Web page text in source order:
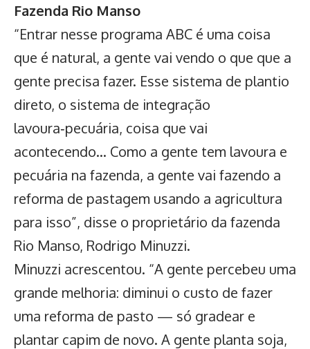
Fazenda Rio Manso
“Entrar nesse programa ABC é uma coisa
que é natural, a gente vai vendo o que que a
gente precisa fazer. Esse sistema de plantio
direto, o sistema de integração
lavoura‑pecuária, coisa que vai
acontecendo… Como a gente tem lavoura e
pecuária na fazenda, a gente vai fazendo a
reforma de pastagem usando a agricultura
para isso”, disse o proprietário da fazenda
Rio Manso, Rodrigo Minuzzi.
Minuzzi acrescentou. “A gente percebeu uma
grande melhoria: diminui o custo de fazer
uma reforma de pasto — só gradear e
plantar capim de novo. A gente planta soja,